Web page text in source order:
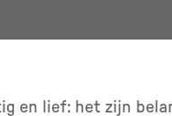
en lief: het zijn